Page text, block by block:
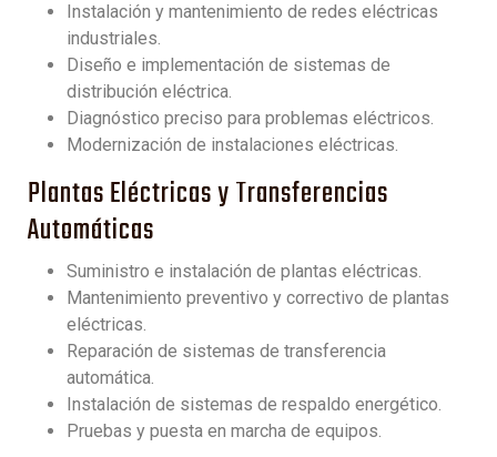
Instalación y mantenimiento de redes eléctricas
industriales.
Diseño e implementación de sistemas de
distribución eléctrica.
Diagnóstico preciso para problemas eléctricos.
Modernización de instalaciones eléctricas.
Plantas Eléctricas y Transferencias
Automáticas
Suministro e instalación de plantas eléctricas.
Mantenimiento preventivo y correctivo de plantas
eléctricas.
Reparación de sistemas de transferencia
automática.
Instalación de sistemas de respaldo energético.
Pruebas y puesta en marcha de equipos.